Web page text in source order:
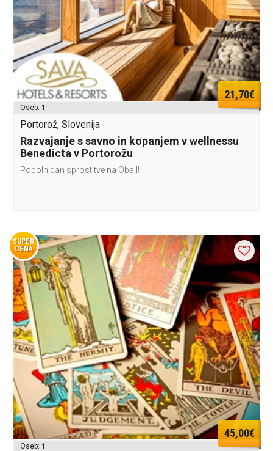
21,70€
Oseb: 1
Portorož, Slovenija
Razvajanje s savno in kopanjem v wellnessu
Benedicta v Portorožu
Popoln dan sprostitve na ObalI!
SUPER
CENA
45,00€
Oseb: 1